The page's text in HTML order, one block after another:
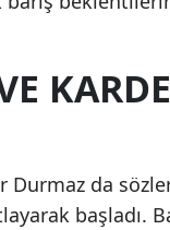
Durmaz da